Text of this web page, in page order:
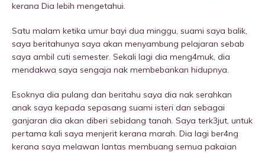
kerana Dia lebih mengetahui.
Satu malam ketika umur bayi dua minggu, suami saya balik,
saya beritahunya saya akan menyambung pelajaran sebab
saya ambil cuti semester. Sekali lagi dia meng4muk, dia
mendakwa saya sengaja nak membebankan hidupnya.
Esoknya dia pulang dan beritahu saya dia nak serahkan
anak saya kepada sepasang suami isteri dan sebagai
ganjaran dia akan diberi sebidang tanah. Saya terk3jut, untuk
pertama kali saya menjerit kerana marah. Dia lagi ber4ng
kerana saya meIawan lantas membuang semua pakaian